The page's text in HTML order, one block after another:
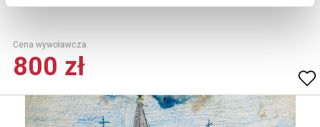
Cena wywoławcza.
800 zł